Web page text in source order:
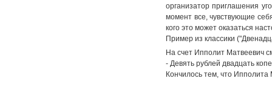
организатор приглашения
момент все, чувствующие
кого это может оказаться
Пример из классики
На счет Ипполит Матвеевич
- Девять рублей двадцать
Кончилось тем, что